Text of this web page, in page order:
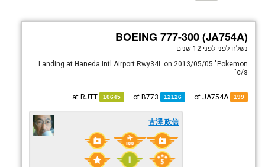
BOEING 777-300 (JA754A)
נשלח לפנילפני 12 שנים
Landing at Haneda Intl Airport Rwy34L on 2013/05/05 "Pokemon
c/s"
199
of JA754A
12126
B773
10645
at
RJTT
古澤 政信